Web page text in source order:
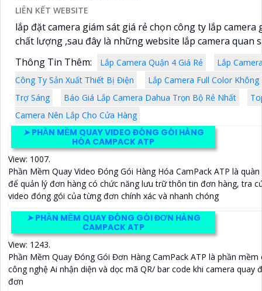
LIÊN KẾT WEBSITE
lắp đặt camera giám sát giá rẻ chọn công ty lắp camera
chất lượng ,sau đây là những website lắp camera quan
Thông Tin Thêm:
Lắp Camera Quận 4 Giá Rẻ
Lắp
Công Ty Sản Xuất Thiết Bị Điện
Lắp Camera Full Color
Trợ Sáng
Báo Giá Lắp Camera Dahua Trọn Bộ Rẻ Nhất
Camera Nên Lắp Cho Cửa Hàng
➤PHẦN MỀM QUAY VIDEO ĐÓNG GÓI HÀNG
HÓA CAMPACK ATP
View: 1007.
Phần Mềm Quay Video Đóng Gói Hàng Hóa CamPack ATP là
để quản lý đơn hàng có chức năng lưu trữ thôn tin đơn hàng, tra
video đóng gói của từng đơn chính xác và nhanh chóng
➤PHẦN MỀM QUAY ĐÓNG GÓI ĐƠN HÀNG
CAMPACK ATP
View: 1243.
Phần Mềm Quay Đóng Gói Đơn Hàng CamPack ATP là phần
công nghệ Ai nhận diện và dọc mã QR/ bar code khi camera quay
đơn